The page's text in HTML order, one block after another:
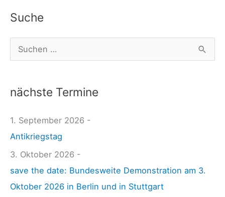
i
Suche
u
h
n
n
a
c
h
nächste Termine
1. September 2026 -
Antikriegstag
3. Oktober 2026 -
save the date: Bundesweite Demonstration am 3.
Oktober 2026 in Berlin und in Stuttgart